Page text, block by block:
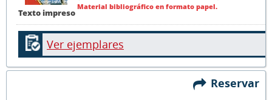
Texto impreso
Material bibliográfico en formato papel.
Ver ejemplares
Reservar